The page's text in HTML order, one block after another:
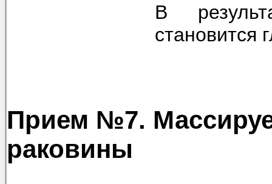
В
становится
Прием №7.
раковины